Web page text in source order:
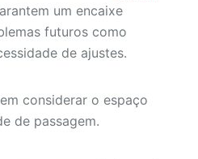
um encaixe
futuros como
de ajustes.
considerar o espaço
de passagem.